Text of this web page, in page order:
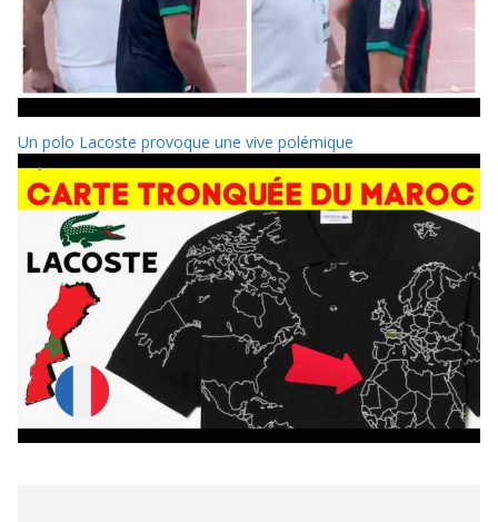
Un polo Lacoste provoque une vive polémique